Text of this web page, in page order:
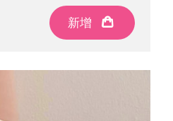
新增
新增
新增
新增